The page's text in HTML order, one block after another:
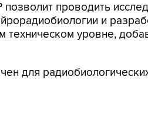
проводить
и
уровне,
для